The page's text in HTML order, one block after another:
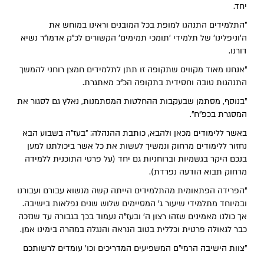
יחד.
"התלמידים התנהגו למופת בכל המובנים וראינו במוחש את
ה'וניפלינו' של תלמידי 'תומכי תמימים' הקשורים לכ"ק אדמו"ר נשיא
דורנו.
"אנחנו מאוד מקווים שתקופה זו תתן לתלמידים חמצן רוחני להמשך
התנהגות טובה וחסידית בתקופה הכ"כ מאתגרת.
"בנוסף, מסתמן שבעקבות ההחלטות המסתמנות, נאלץ גם לסגור את
המסגרת בכפ"ח".
באשר ללימודים מכאן ולהבא, כותבת ההנהלה: "בעז"ה בשבוע הבא
נחזור ללימודים מרחוק ונמשיך לעשות את כל אשר ביכולתנו למען
בנכם היקר בגשמיות וברוחניות גם יחד (על פרטי התוכנית ללמידה
מרחוק תבוא הודעה נפרדת).
"הפרידה הפתאומית מהתלמידים הייתה קשה מנשוא עבורם ועבורנו
ובמיוחד מתלמידי שיעור ג' המסיימים שלוש שנים נפלאות בישיבה.
אך כולנו מאמינים שזהו רצון ה' ובעז"ה נעמוד בכך בגבורה עד שנזכה
כבר לגאולה פרטית וכללית בטוב הנראה והנגלה במהרה בימינו אמן.
"צוות הישיבה הרמי"ם המשפיעים המדריכים וכו' עומדים לרשותכם